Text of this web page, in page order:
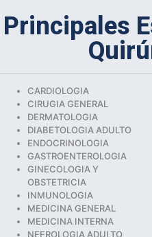
Principales
CARDIOLOGIA
CIRUGIA GENERAL
DERMATOLOGIA
DIABETOLOGIA ADULTO
ENDOCRINOLOGIA
GASTROENTEROLOGIA
GINECOLOGIA Y
OBSTETRICIA
INMUNOLOGIA
MEDICINA GENERAL
MEDICINA INTERNA
NEFROLOGIA ADULTO